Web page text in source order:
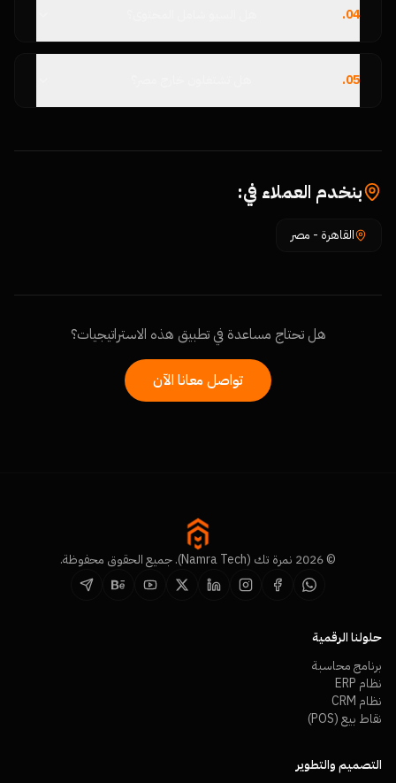
04
.
05
.
بنخدم العملاء في:
القاهرة - مصر
هل تحتاج مساعدة في تطبيق هذه الاستراتيجيات؟
تواصل معانا الآن
© 2026 نمرة تك (Namra Tech). جميع الحقوق محفوظة.
حلولنا الرقمية
برنامج محاسبة
نظام ERP
نظام CRM
نقاط بيع (POS)
التصميم والتطوير